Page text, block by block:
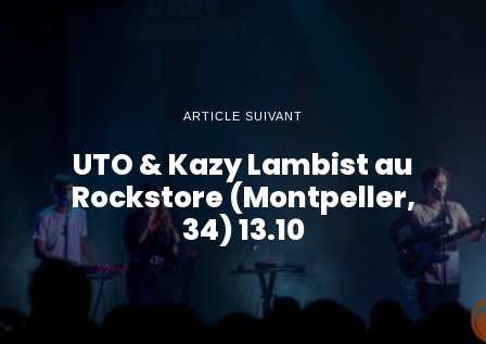
ARTICLE SUIVANT
UTO & Kazy Lambist au
Rockstore (Montpeller,
34) 13.10